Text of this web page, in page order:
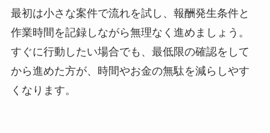
最初は小さな案件で流れを試し、報酬発生条件と
作業時間を記録しながら無理なく進めましょう。
すぐに行動したい場合でも、最低限の確認をして
から進めた方が、時間やお金の無駄を減らしやす
くなります。